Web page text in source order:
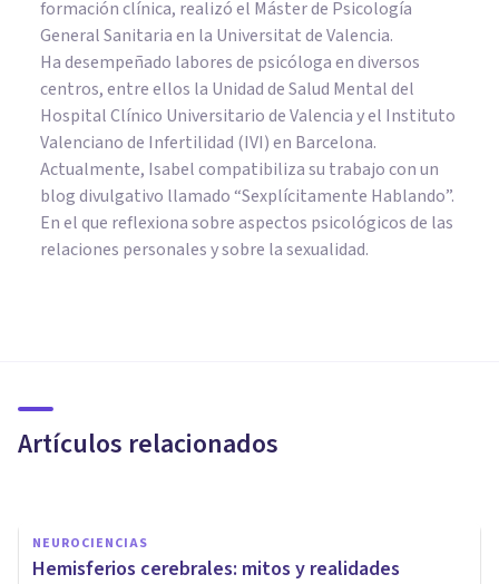
formación clínica, realizó el Máster de Psicología
General Sanitaria en la Universitat de Valencia.
Ha desempeñado labores de psicóloga en diversos
centros, entre ellos la Unidad de Salud Mental del
Hospital Clínico Universitario de Valencia y el Instituto
Valenciano de Infertilidad (IVI) en Barcelona.
Actualmente, Isabel compatibiliza su trabajo con un
blog divulgativo llamado “Sexplícitamente Hablando”.
En el que reflexiona sobre aspectos psicológicos de las
relaciones personales y sobre la sexualidad.
Artículos relacionados
humana
NEUROCIENCIAS
Hemisferios cerebrales: mitos y realidades